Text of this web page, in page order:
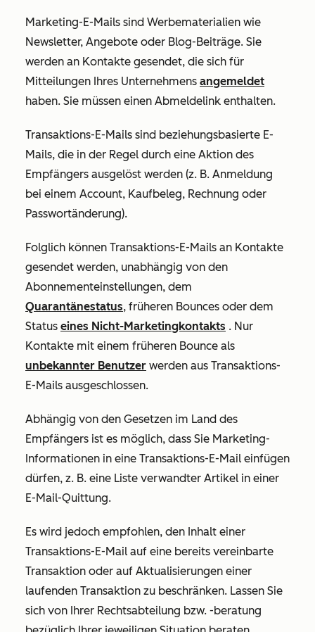
Marketing-E-Mails sind Werbematerialien wie
Newsletter, Angebote oder Blog-Beiträge. Sie
werden an Kontakte gesendet, die sich für
Mitteilungen Ihres Unternehmens angemeldet
haben. Sie müssen einen Abmeldelink enthalten.
Transaktions-E-Mails sind beziehungsbasierte E-
Mails, die in der Regel durch eine Aktion des
Empfängers ausgelöst werden (z. B. Anmeldung
bei einem Account, Kaufbeleg, Rechnung oder
Passwortänderung).
Folglich können Transaktions-E-Mails an Kontakte
gesendet werden, unabhängig von den
Abonnementeinstellungen, dem
Quarantänestatus, früheren Bounces oder dem
Status eines Nicht-Marketingkontakts . Nur
Kontakte mit einem früheren Bounce als
unbekannter Benutzer werden aus Transaktions-
E-Mails ausgeschlossen.
Abhängig von den Gesetzen im Land des
Empfängers ist es möglich, dass Sie Marketing-
Informationen in eine Transaktions-E-Mail einfügen
dürfen, z. B. eine Liste verwandter Artikel in einer
E-Mail-Quittung.
Es wird jedoch empfohlen, den Inhalt einer
Transaktions-E-Mail auf eine bereits vereinbarte
Transaktion oder auf Aktualisierungen einer
laufenden Transaktion zu beschränken. Lassen Sie
sich von Ihrer Rechtsabteilung bzw. -beratung